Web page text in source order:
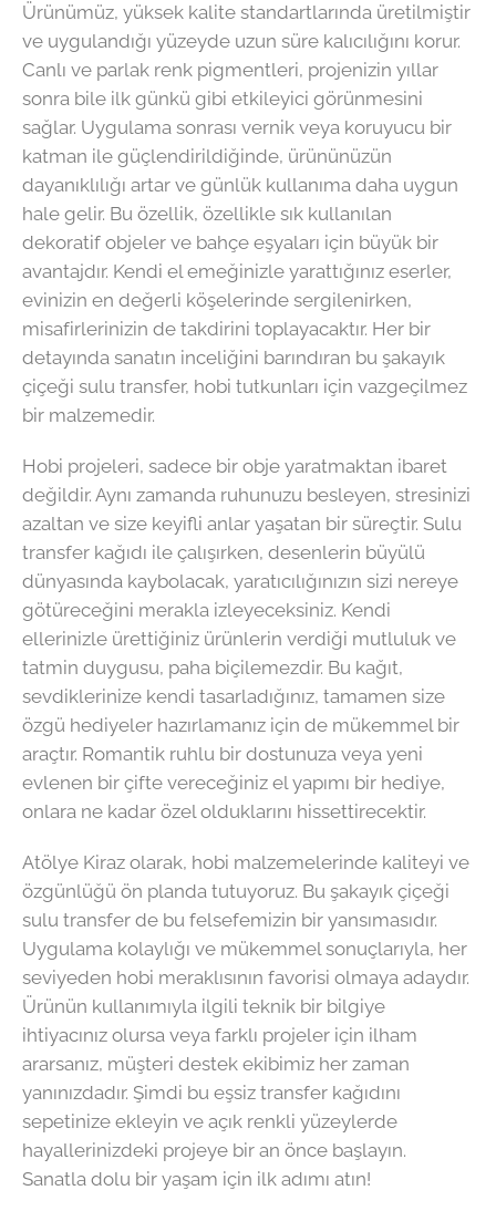
Ürünümüz, yüksek kalite standartlarında üretilmiştir
ve uygulandığı yüzeyde uzun süre kalıcılığını korur.
Canlı ve parlak renk pigmentleri, projenizin yıllar
sonra bile ilk günkü gibi etkileyici görünmesini
sağlar. Uygulama sonrası vernik veya koruyucu bir
katman ile güçlendirildiğinde, ürününüzün
dayanıklılığı artar ve günlük kullanıma daha uygun
hale gelir. Bu özellik, özellikle sık kullanılan
dekoratif objeler ve bahçe eşyaları için büyük bir
avantajdır. Kendi el emeğinizle yarattığınız eserler,
evinizin en değerli köşelerinde sergilenirken,
misafirlerinizin de takdirini toplayacaktır. Her bir
detayında sanatın inceliğini barındıran bu şakayık
çiçeği sulu transfer, hobi tutkunları için vazgeçilmez
bir malzemedir.
Hobi projeleri, sadece bir obje yaratmaktan ibaret
değildir. Aynı zamanda ruhunuzu besleyen, stresinizi
azaltan ve size keyifli anlar yaşatan bir süreçtir. Sulu
transfer kağıdı ile çalışırken, desenlerin büyülü
dünyasında kaybolacak, yaratıcılığınızın sizi nereye
götüreceğini merakla izleyeceksiniz. Kendi
ellerinizle ürettiğiniz ürünlerin verdiği mutluluk ve
tatmin duygusu, paha biçilemezdir. Bu kağıt,
sevdiklerinize kendi tasarladığınız, tamamen size
özgü hediyeler hazırlamanız için de mükemmel bir
araçtır. Romantik ruhlu bir dostunuza veya yeni
evlenen bir çifte vereceğiniz el yapımı bir hediye,
onlara ne kadar özel olduklarını hissettirecektir.
Atölye Kiraz olarak, hobi malzemelerinde kaliteyi ve
özgünlüğü ön planda tutuyoruz. Bu şakayık çiçeği
sulu transfer de bu felsefemizin bir yansımasıdır.
Uygulama kolaylığı ve mükemmel sonuçlarıyla, her
seviyeden hobi meraklısının favorisi olmaya adaydır.
Ürünün kullanımıyla ilgili teknik bir bilgiye
ihtiyacınız olursa veya farklı projeler için ilham
ararsanız, müşteri destek ekibimiz her zaman
yanınızdadır. Şimdi bu eşsiz transfer kağıdını
sepetinize ekleyin ve açık renkli yüzeylerde
hayallerinizdeki projeye bir an önce başlayın.
Sanatla dolu bir yaşam için ilk adımı atın!